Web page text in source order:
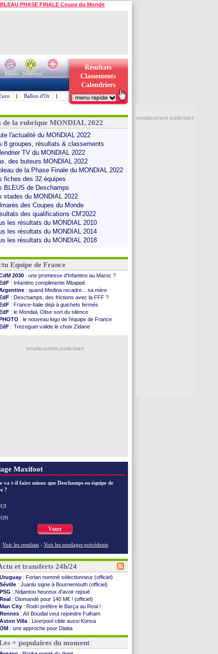
PHASE FINALE Coupe du Monde
Bayern
Dortmund
Résultats
Classements
Calendriers
| Ballon d'Or |
de la rubrique MONDIAL 2022
l'actualité du MONDIAL 2022
8 groupes, résultats & classements
TV du MONDIAL 2022
des buteurs MONDIAL 2022
de la Phase Finale du MONDIAL 2022
fiches des 32 équipes
BLEUS de Deschamps
stades du MONDIAL 2022
des Coupes du Monde
des qualifications CM'2022
les résultats du MONDIAL 2010
les résultats du MONDIAL 2014
les résultats du MONDIAL 2018
Equipe de France
2030 : une promesse d'Infantino au Maroc ?
: Infantino complimente Mbappé
: quand Medina recadre... sa mère
: Deschamps, des frictions avec la FFF ?
: France-Italie déjà à guichets fermés
: le Mondial, Olise sort du silence
: le nouveau logo de l'équipe de France
: Trezeguet valide le choix Zidane
: le message de Mbappé à Zidane
emplacement publicitaire
Maxifoot
va t-il faire mieux que Deschamps en équipe de
?
Voter
Voir les resultats - Voir les sondages précédents
et transferts 24h/24
Uruguay : Forlan nommé sélectionneur (officiel)
Séville : Juanlu signe à Bournemouth (officiel)
PSG : Ndjantou heureux d'avoir rejoué
Real : Diomandé pour 140 M€ ! (officiel)
Man City : Rodri préfère le Barça au Real !
Rennes : Aït Boudlal veut rejoindre Fulham
Aston Villa : Liverpool cible aussi Konsa
OM : une approche pour Diatta
Le Havre: Diaw va signer à Lille
Trabzonspor: Salah a signé ! (officiel)
Bordeaux: les mots de Mavuba
+ populaires du moment
emplacement publicitaire